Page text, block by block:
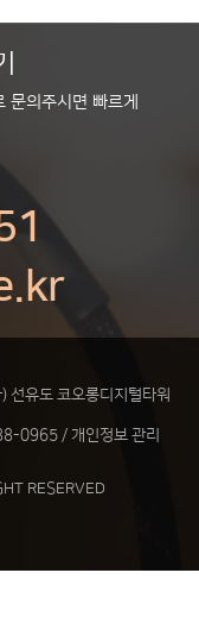
문의주시면 빠르게
선유도 코오롱디지털타워
0965 / 개인정보 관리
RESERVED